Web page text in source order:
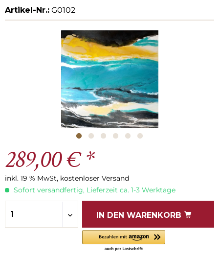
Artikel-Nr.: G0102
289,00 € *
inkl. 19 % MwSt, kostenloser Versand
Sofort versandfertig, Lieferzeit ca. 1-3 Werktage
IN DEN WARENKORB